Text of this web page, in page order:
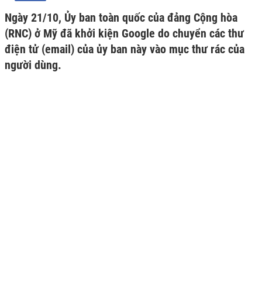
Ngày 21/10, Ủy ban toàn quốc của đảng Cộng hòa
(RNC) ở Mỹ đã khởi kiện Google do chuyển các thư
điện tử (email) của ủy ban này vào mục thư rác của
người dùng.